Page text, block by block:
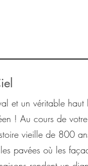
et un véritable haut
! Au cours de
vieille de 800
pavées où les